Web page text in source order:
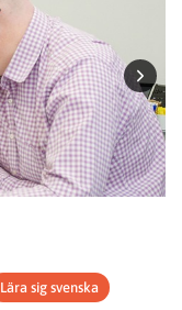
Lära sig svenska